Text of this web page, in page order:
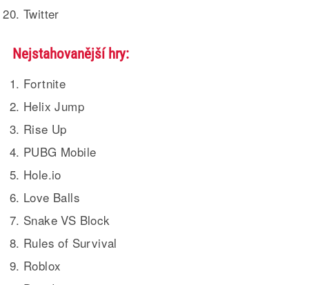
Twitter
Nejstahovanější hry:
Fortnite
Helix Jump
Rise Up
PUBG Mobile
Hole.io
Love Balls
Snake VS Block
Rules of Survival
Roblox